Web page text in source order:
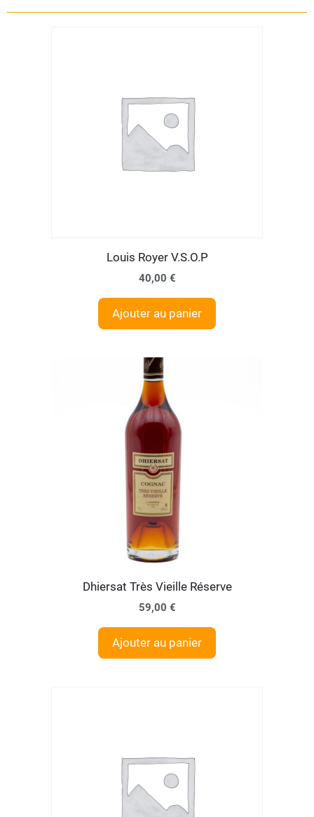
Louis Royer V.S.O.P
40,00 €
Ajouter au panier
Dhiersat Très Vieille Réserve
59,00 €
Ajouter au panier